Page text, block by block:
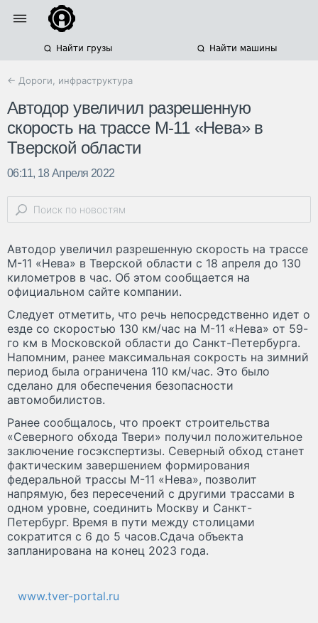
Найти грузы Найти машины
← Дороги, инфраструктура
Автодор увеличил разрешенную
скорость на трассе М-11 «Нева» в
Тверской области
06:11, 18 Апреля 2022
Автодор увеличил разрешенную скорость на трассе
М-11 «Нева» в Тверской области с 18 апреля до 130
километров в час. Об этом сообщается на
официальном сайте компании.
Следует отметить, что речь непосредственно идет о
езде со скоростью 130 км/час на М-11 «Нева» от 59-
го км в Московской области до Санкт-Петербурга.
Напомним, ранее максимальная сокрость на зимний
период была ограничена 110 км/час. Это было
сделано для обеспечения безопасности
автомобилистов.
Ранее сообщалось, что проект строительства
«Северного обхода Твери» получил положительное
заключение госэкспертизы. Северный обход станет
фактическим завершением формирования
федеральной трассы М-11 «Нева», позволит
напрямую, без пересечений с другими трассами в
одном уровне, соединить Москву и Санкт-
Петербург. Время в пути между столицами
сократится с 6 до 5 часов.Сдача объекта
запланирована на конец 2023 года.
www.tver-portal.ru